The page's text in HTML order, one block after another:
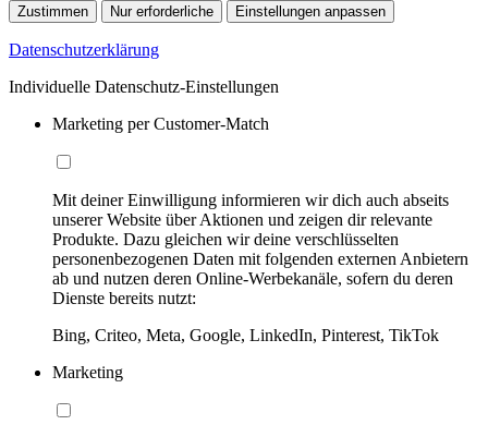
Zustimmen Nur erforderliche Einstellungen anpassen
Datenschutzerklärung
Individuelle Datenschutz-Einstellungen
Marketing per Customer-Match
Mit deiner Einwilligung informieren wir dich auch abseits
unserer Website über Aktionen und zeigen dir relevante
Produkte. Dazu gleichen wir deine verschlüsselten
personenbezogenen Daten mit folgenden externen Anbietern
ab und nutzen deren Online-Werbekanäle, sofern du deren
Dienste bereits nutzt:
Bing, Criteo, Meta, Google, LinkedIn, Pinterest, TikTok
Marketing